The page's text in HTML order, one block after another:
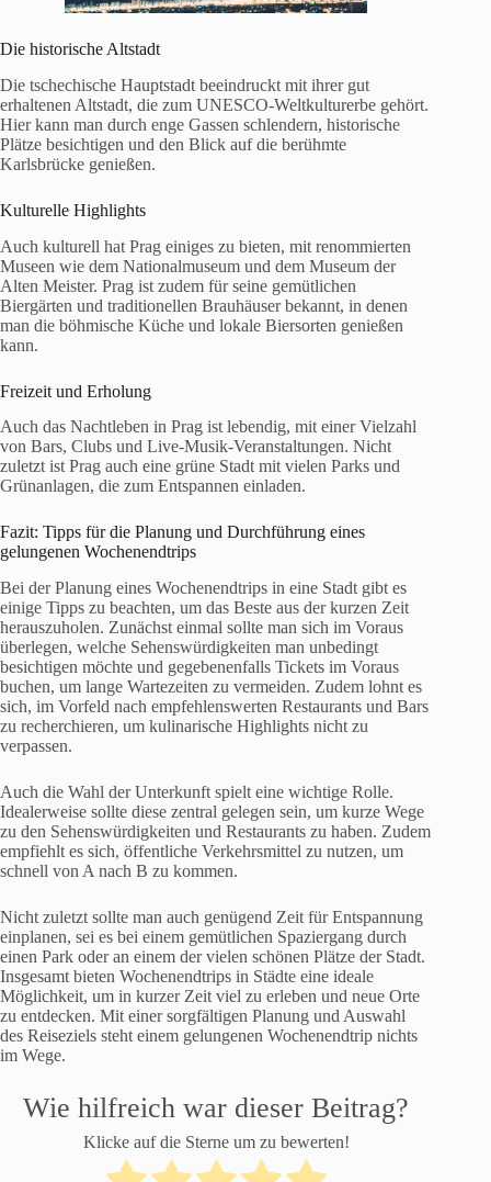
Die historische Altstadt
Die tschechische Hauptstadt beeindruckt mit ihrer gut
erhaltenen Altstadt, die zum UNESCO-Weltkulturerbe gehört.
Hier kann man durch enge Gassen schlendern, historische
Plätze besichtigen und den Blick auf die berühmte
Karlsbrücke genießen.
Kulturelle Highlights
Auch kulturell hat Prag einiges zu bieten, mit renommierten
Museen wie dem Nationalmuseum und dem Museum der
Alten Meister. Prag ist zudem für seine gemütlichen
Biergärten und traditionellen Brauhäuser bekannt, in denen
man die böhmische Küche und lokale Biersorten genießen
kann.
Freizeit und Erholung
Auch das Nachtleben in Prag ist lebendig, mit einer Vielzahl
von Bars, Clubs und Live-Musik-Veranstaltungen. Nicht
zuletzt ist Prag auch eine grüne Stadt mit vielen Parks und
Grünanlagen, die zum Entspannen einladen.
Fazit: Tipps für die Planung und Durchführung eines
gelungenen Wochenendtrips
Bei der Planung eines Wochenendtrips in eine Stadt gibt es
einige Tipps zu beachten, um das Beste aus der kurzen Zeit
herauszuholen. Zunächst einmal sollte man sich im Voraus
überlegen, welche Sehenswürdigkeiten man unbedingt
besichtigen möchte und gegebenenfalls Tickets im Voraus
buchen, um lange Wartezeiten zu vermeiden. Zudem lohnt es
sich, im Vorfeld nach empfehlenswerten Restaurants und Bars
zu recherchieren, um kulinarische Highlights nicht zu
verpassen.
Auch die Wahl der Unterkunft spielt eine wichtige Rolle.
Idealerweise sollte diese zentral gelegen sein, um kurze Wege
zu den Sehenswürdigkeiten und Restaurants zu haben. Zudem
empfiehlt es sich, öffentliche Verkehrsmittel zu nutzen, um
schnell von A nach B zu kommen.
Nicht zuletzt sollte man auch genügend Zeit für Entspannung
einplanen, sei es bei einem gemütlichen Spaziergang durch
einen Park oder an einem der vielen schönen Plätze der Stadt.
Insgesamt bieten Wochenendtrips in Städte eine ideale
Möglichkeit, um in kurzer Zeit viel zu erleben und neue Orte
zu entdecken. Mit einer sorgfältigen Planung und Auswahl
des Reiseziels steht einem gelungenen Wochenendtrip nichts
im Wege.
Wie hilfreich war dieser Beitrag?
Klicke auf die Sterne um zu bewerten!